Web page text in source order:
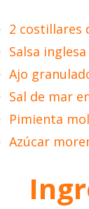
2 costillares
Salsa inglesa
Ajo
Sal de mar
Pimienta
Azúcar